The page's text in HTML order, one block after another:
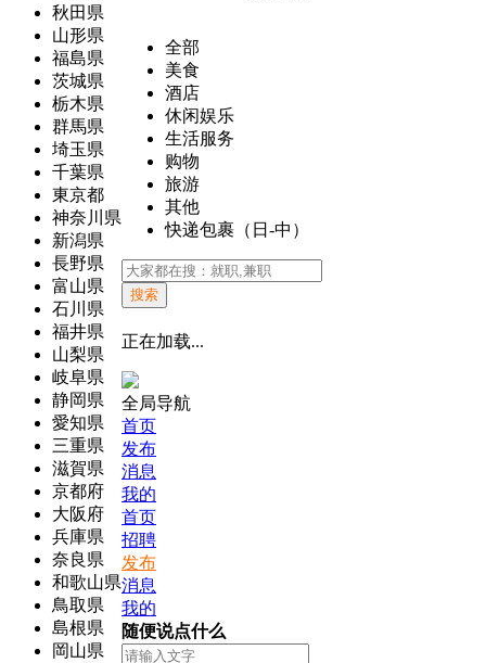
秋田県
山形県
福島県
茨城県
栃木県
群馬県
埼玉県
千葉県
東京都
神奈川県
新潟県
長野県
富山県
石川県
福井県
山梨県
岐阜県
静岡県
愛知県
三重県
滋賀県
京都府
大阪府
兵庫県
奈良県
和歌山県
鳥取県
島根県
岡山県
全部
美食
酒店
休闲娱乐
生活服务
购物
旅游
其他
快递包裹（日-中）
搜索
正在加载...
全局导航
首页
发布
消息
我的
首页
招聘
发布
消息
我的
随便说点什么